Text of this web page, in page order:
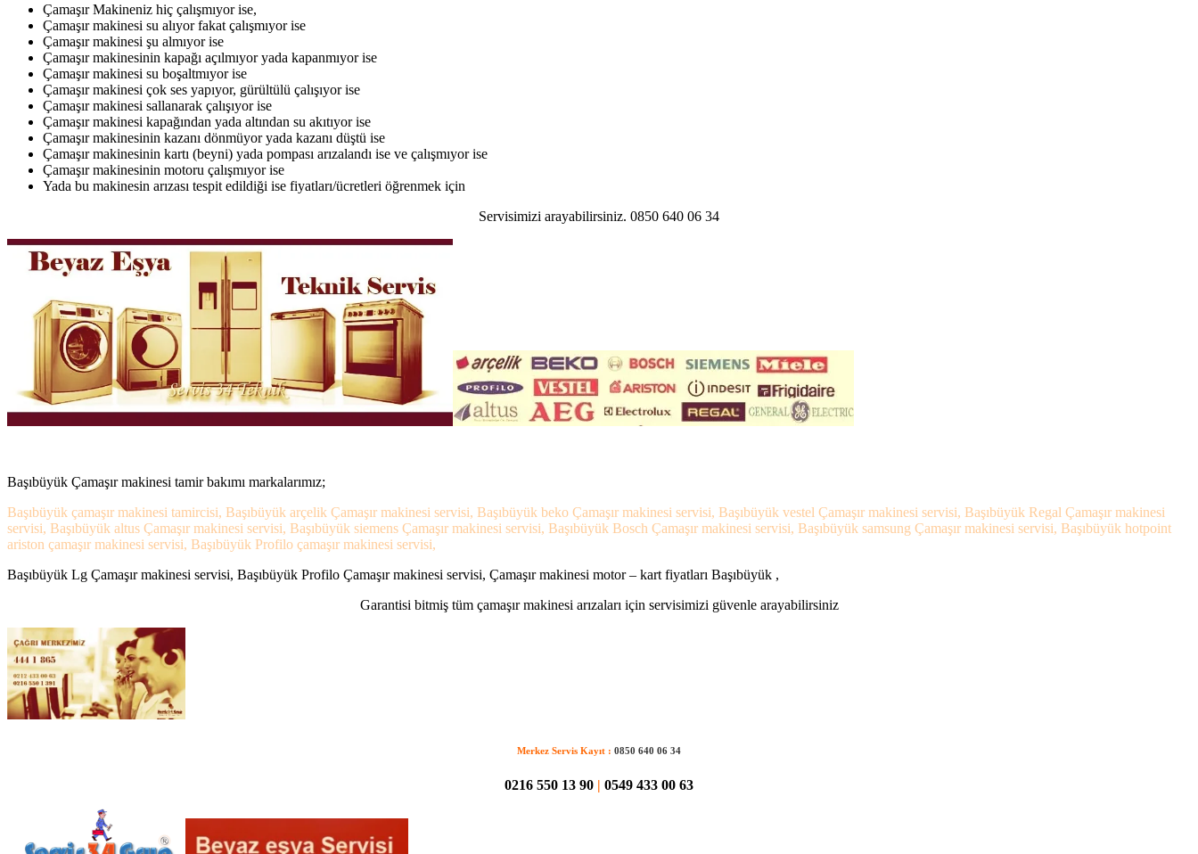
Çamaşır Makineniz hiç çalışmıyor ise,
Çamaşır makinesi su alıyor fakat çalışmıyor ise
Çamaşır makinesi şu almıyor ise
Çamaşır makinesinin kapağı açılmıyor yada kapanmıyor ise
Çamaşır makinesi su boşaltmıyor ise
Çamaşır makinesi çok ses yapıyor, gürültülü çalışıyor ise
Çamaşır makinesi sallanarak çalışıyor ise
Çamaşır makinesi kapağından yada altından su akıtıyor ise
Çamaşır makinesinin kazanı dönmüyor yada kazanı düştü ise
Çamaşır makinesinin kartı (beyni) yada pompası arızalandı ise ve çalışmıyor ise
Çamaşır makinesinin motoru çalışmıyor ise
Yada bu makinesin arızası tespit edildiği ise fiyatları/ücretleri öğrenmek için
Servisimizi arayabilirsiniz. 0850 640 06 34
Başıbüyük Çamaşır makinesi tamir bakımı markalarımız;
Başıbüyük çamaşır makinesi tamircisi, Başıbüyük arçelik Çamaşır makinesi servisi, Başıbüyük beko Çamaşır makinesi servisi, Başıbüyük vestel Çamaşır makinesi servisi, Başıbüyük Regal Çamaşır makinesi
servisi, Başıbüyük altus Çamaşır makinesi servisi, Başıbüyük siemens Çamaşır makinesi servisi, Başıbüyük Bosch Çamaşır makinesi servisi, Başıbüyük samsung Çamaşır makinesi servisi, Başıbüyük hotpoint
ariston çamaşır makinesi servisi, Başıbüyük Profilo çamaşır makinesi servisi,
Başıbüyük Lg Çamaşır makinesi servisi, Başıbüyük Profilo Çamaşır makinesi servisi, Çamaşır makinesi motor – kart fiyatları Başıbüyük ,
Garantisi bitmiş tüm çamaşır makinesi arızaları için servisimizi güvenle arayabilirsiniz
Merkez Servis Kayıt : 0850 640 06 34
0216 550 13 90 0549 433 00 63